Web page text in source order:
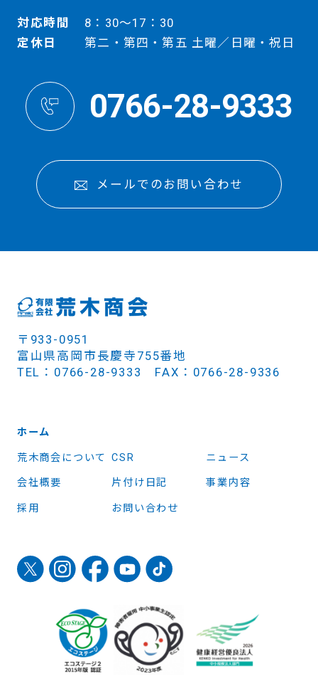
対応時間
8：30～17：30
定休日
第二・第四・第五 土曜／日曜・祝日
0766-28-9333
メールでのお問い合わせ
〒933-0951
富山県高岡市長慶寺755番地
TEL：0766-28-9333 FAX：0766-28-9336
ホーム
荒木商会について CSR ニュース
会社概要 片付け日記 事業内容
採用 お問い合わせ